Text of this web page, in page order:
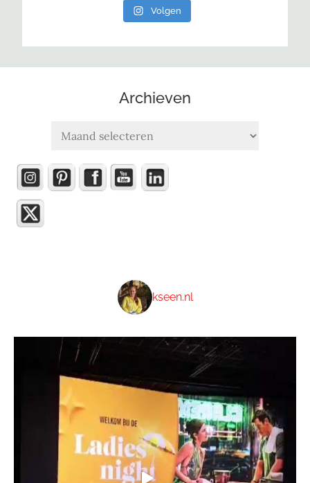
Volgen
Archieven
Archieven
kseen.nl